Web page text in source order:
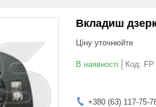
Вкладиш
Ціну уточнюйте
В наявності Код:
+380 (63) 117-75-